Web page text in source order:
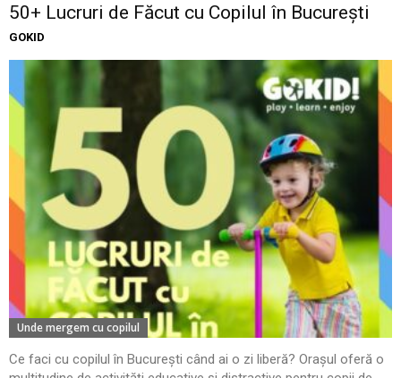
50+ Lucruri de Făcut cu Copilul în București
GOKID
Unde mergem cu copilul
Ce faci cu copilul în București când ai o zi liberă? Orașul oferă o